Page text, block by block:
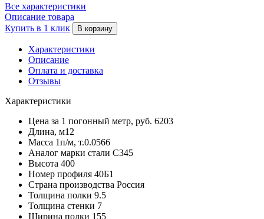
Все характеристики
Описание товара
Купить в 1 клик
В корзину
Характеристики
Описание
Оплата и доставка
Отзывы
Характеристики
Цена за 1 погонный метр, руб. 6203
Длина, м12
Масса 1п/м, т.0.0566
Аналог марки стали С345
Высота 400
Номер профиля 40Б1
Страна производства Россия
Толщина полки 9.5
Толщина стенки 7
Ширина полки 155